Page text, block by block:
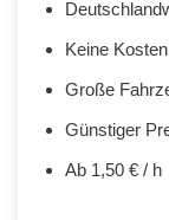
Keine
Große
Günstiger
Ab 1,50 € / h